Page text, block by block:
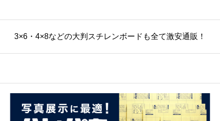
3×6・4×8などの大判スチレンボードも全て激安通販！